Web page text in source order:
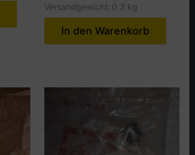
Versandgewicht: 0.3 kg
In den Warenkorb